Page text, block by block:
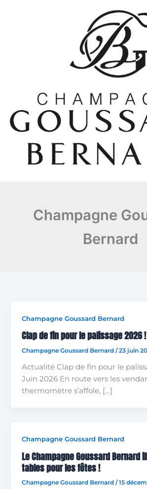
Champagne
Bernard
Champagne Goussard Bernard
Clap de fin pour le palissage 2026 !
Champagne Goussard Bernard/23 juin
Actualité Clap de fin pour le
Juin 2026 En route vers les
thermomètre s’affole, […]
Champagne Goussard Bernard
Le Champagne Goussard Bernard
tables pour les fêtes !
Champagne Goussard Bernard/15